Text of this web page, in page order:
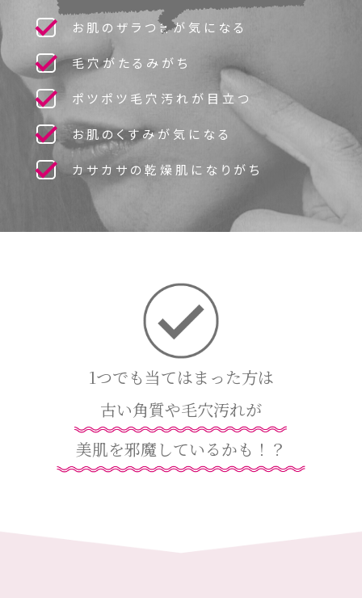
お肌のザラつきが気になる
毛穴がたるみがち
ポツポツ毛穴汚れが目立つ
お肌のくすみが気になる
カサカサの乾燥肌になりがち
1つでも当てはまった方は
古い角質や毛穴汚れが
美肌を邪魔しているかも！？